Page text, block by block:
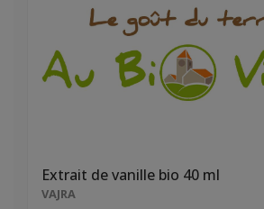
Extrait de vanille bio 40 ml
VAJRA